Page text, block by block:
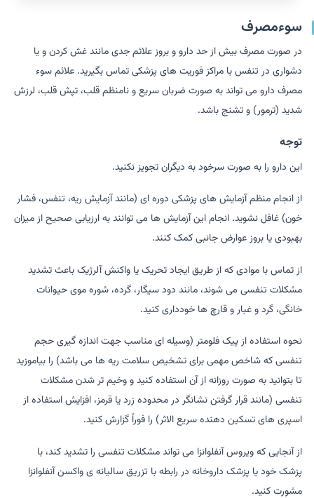
سوءمصرف
در صورت مصرف بیش از حد دارو و بروز علائم جدی مانند غش کردن و یا
دشواری در تنفس با مراکز فوریت های پزشکی تماس بگیرید. علائم سوء
مصرف دارو می تواند به صورت ضربان سریع و نامنظم قلب، تپش قلب، لرزش
شدید (ترمور) و تشنج باشد.
توجه
این دارو را به صورت سرخود به دیگران تجویز نکنید.
از انجام منظم آزمایش های پزشکی دوره ای (مانند آزمایش ریه، تنفس، فشار
خون) غافل نشوید. انجام این آزمایش ها می توانند به ارزیابی صحیح از میزان
بهبودی یا بروز عوارض جانبی کمک کنند.
از تماس با موادی که از طریق ایجاد تحریک یا واکنش آلرژیک باعث تشدید
مشکلات تنفسی می شوند، مانند دود سیگار، گرده، شوره موی حیوانات
خانگی، گرد و غبار و قارچ ها خودداری کنید.
نحوه استفاده از پیک فلومتر (وسیله ای مناسب جهت اندازه گیری حجم
تنفسی که شاخص مهمی برای تشخیص سلامت ریه ها می باشد) را بیاموزید
تا بتوانید به صورت روزانه از آن استفاده کنید و وخیم تر شدن مشکلات
تنفسی (مانند قرار گرفتن نشانگر در محدوده زرد یا قرمز، افزایش استفاده از
اسپری های تسکین دهنده سریع الاثر) را فوراً گزارش کنید.
از آنجایی که ویروس آنفلوانزا می تواند مشکلات تنفسی را تشدید کند، با
پزشک خود یا پزشک داروخانه در رابطه با تزریق سالیانه ی واکسن آنفلوانزا
مشورت کنید.